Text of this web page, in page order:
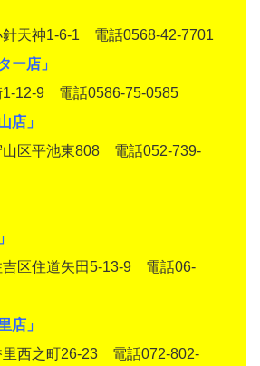
針天神1-6-1 電話0568-42-7701
ー店」
1-12-9 電話0586-75-0585
店」
山区平池東808 電話052-739-
吉区住道矢田5-13-9 電話06-
店」
里西之町26-23 電話072-802-